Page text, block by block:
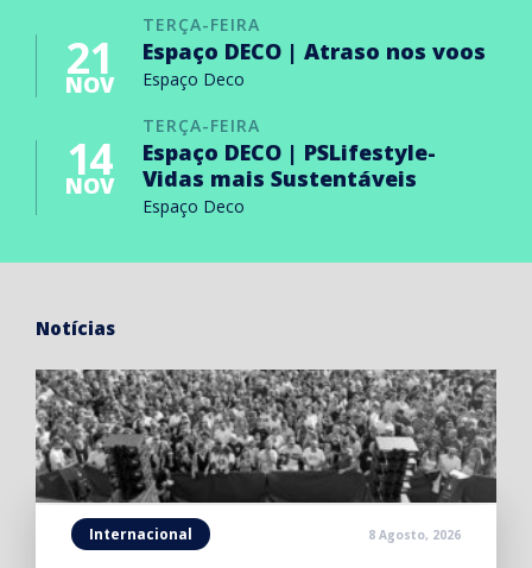
TERÇA-FEIRA
21
NOV
Espaço DECO | Atraso nos voos
Espaço Deco
TERÇA-FEIRA
14
NOV
Espaço DECO | PSLifestyle-
Vidas mais Sustentáveis
Espaço Deco
Notícias
Internacional 8 Agosto, 2026